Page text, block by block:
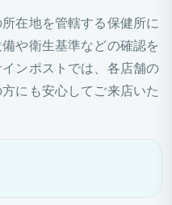
在地を管轄する保健所に
や衛生基準などの確認を
ンポストでは、各店舗の
にも安心してご来店いた